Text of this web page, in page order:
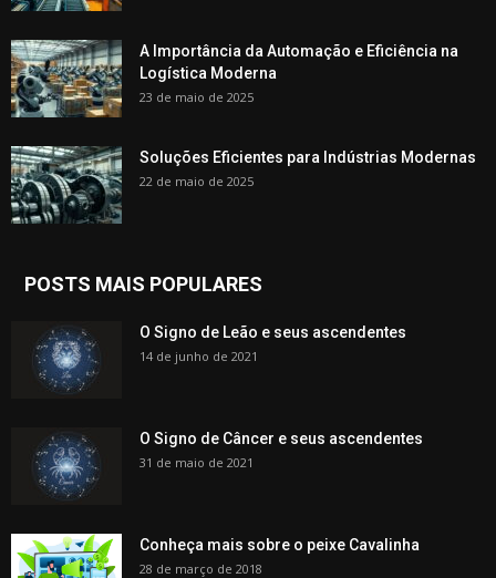
A Importância da Automação e Eficiência na
Logística Moderna
23 de maio de 2025
Soluções Eficientes para Indústrias Modernas
22 de maio de 2025
POSTS MAIS POPULARES
O Signo de Leão e seus ascendentes
14 de junho de 2021
O Signo de Câncer e seus ascendentes
31 de maio de 2021
Conheça mais sobre o peixe Cavalinha
28 de março de 2018